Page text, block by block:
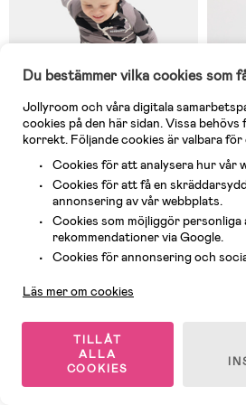
I lager
karolina:Barnens
favoritunderställ. Användes
hela säsongen förra vintern,
både under kläder och som
sovkläder. Bra storlek,
något smal i passform så
skulle rekommendera att ta
Nordbjørn Verbier Underställ
I
(6)
Superpris
Du bestämmer vilka cookies som
Jollyroom och våra digitala
cookies på den här sidan. Vissa
korrekt. Följande cookies är valbara för
Cookies för att analysera hur vår
Cookies för att få en
annonsering av vår webbplats.
Cookies som möjliggör personliga
rekommendationer via Google.
Cookies för annonsering och
Läs mer om cookies
TILLÅT
ALLA
COOKIES